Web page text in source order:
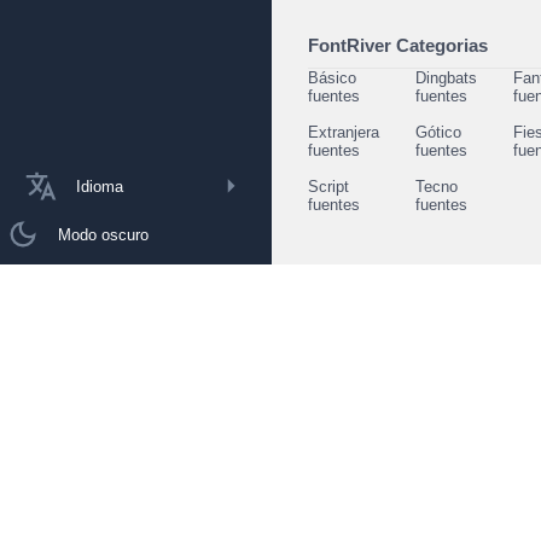
Idioma
Modo oscuro
FontRiver Categorias
Básico
fuentes
Dingbats
fuentes
Extranjera
fuentes
Gótico
fuentes
Script
fuentes
Tecno
fuentes